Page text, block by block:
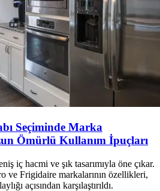
Seçiminde Marka
Ömürlü Kullanım İpuçları
iç hacmi ve şık tasarımıyla öne çıkar.
ve Frigidaire markalarının özellikleri,
açısından karşılaştırıldı.